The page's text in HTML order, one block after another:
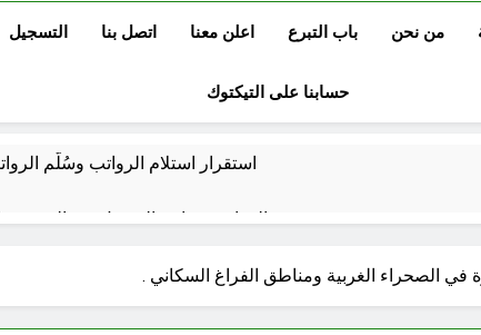
من نحن باب التبرع اعلن معنا اتصل بنا التسجيل
حسابنا على التيكتوك
استقرار استلام الرواتب وسُلَّم
صيف العراق وبغداد… المعتدل بين السخرية
المخطط البياني
البرنامج الكيميائي الإيراني وحلبجة: الجدل حول
في الصحراء الغربية ومناطق الفراغ السكاني .